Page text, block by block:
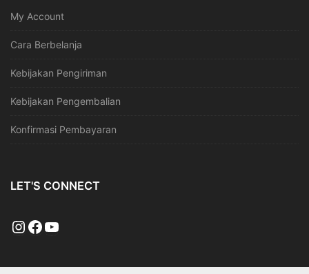
My Account
Cara Berbelanja
Kebijakan Pengiriman
Kebijakan Pengembalian
Konfirmasi Pembayaran
LET'S CONNECT